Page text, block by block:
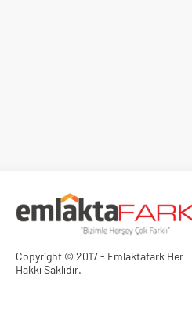
Copyright © 2017 - Emlaktafark Her
Hakkı Saklıdır.